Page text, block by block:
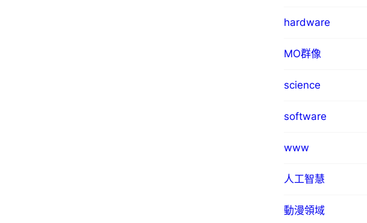
hardware
MO群像
science
software
www
人工智慧
動漫領域